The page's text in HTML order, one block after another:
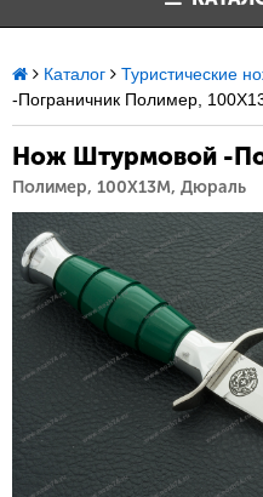
Каталог Туристические
-Пограничник Полимер,
Нож Штурмовой -
Полимер, 100Х13М, Дюраль